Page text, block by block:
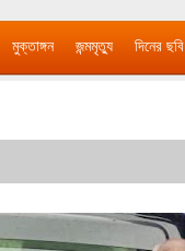
মুক্তাঙ্গন জন্মমৃত্যু দিনের ছবি